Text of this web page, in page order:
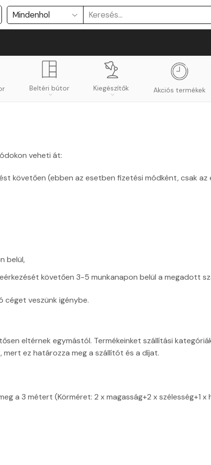
Beltéri bútor Kiegészítők Akciós termékek
veheti át:
követően (ebben az esetben fizetési módként, csak az
belül,
követően 3-5 munkanapon belül a megadott
veszünk igénybe.
eltérnek egymástól. Termékeinket szállítási
ez határozza meg a szállítót és a díjat.
a 3 métert (Körméret: 2 x magasság+2 x szélesség+1 x